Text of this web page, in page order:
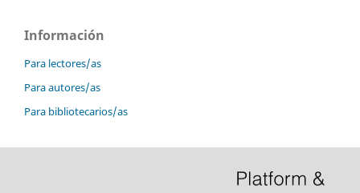
Información
Para lectores/as
Para autores/as
Para bibliotecarios/as